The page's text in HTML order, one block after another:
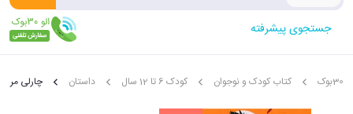
جستجوی پیشرفته
30بوک کتاب کودک و نوجوان کودک 6 تا 12 سال داستان چارلی